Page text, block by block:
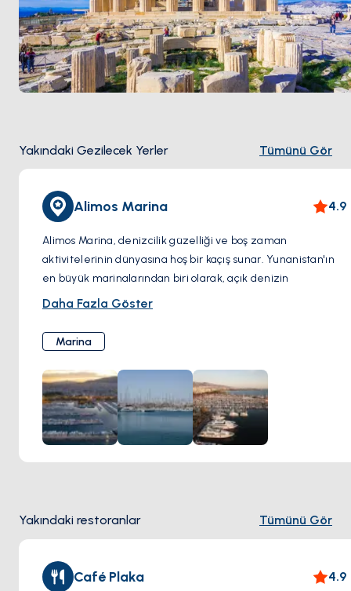
Yakındaki Gezilecek Yerler Tümünü Gör
Alimos Marina 4.9
Alimos Marina, denizcilik güzelliği ve boş zaman
aktivitelerinin dünyasına hoş bir kaçış sunar. Yunanistan'ın
en büyük marinalarından biri olarak, açık denizin
cazibesinin bir yansıması olan bir dizi yat ve yelkenliye ev
ziyaretçilerin ambiyansın tadını çıkarmasını sağlar; sakin
suların içinde nazikçe sallanan gemilerin zarif hatlarını ve
şık tasarımlarını hayranlıkla izlerler.
Rahatlama arayanlar için, sahil kafeleri davetkar
atmosferleriyle bekler; ziyaretçilere, gemilerin geçişi
sırasında keyifli bir içki içmeleri veya leziz yemeklerin
tadını çıkarmaları için mükemmel bir ortam sunarlar.
Maceracı ruhlar, marinadan ayrılan tekne turlarına katılarak
Daha Fazla Göster
Marina
Yakındaki restoranlar Tümünü Gör
Café Plaka 4.9